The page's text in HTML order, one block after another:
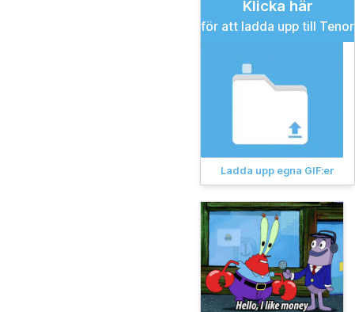
Klicka här
för att ladda upp till Tenor
Ladda upp egna GIF:er